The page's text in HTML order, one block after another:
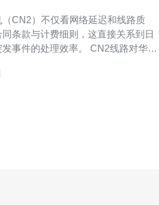
CN2）不仅看网络延迟和线路质
条款与计费细则，这直接关系到日
事件的处理效率。 CN2线路对华优
、独服、云主机、CDN接入与高